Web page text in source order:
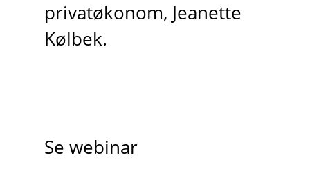
privatøkonom, Jeanette
Kølbek.
Se webinar